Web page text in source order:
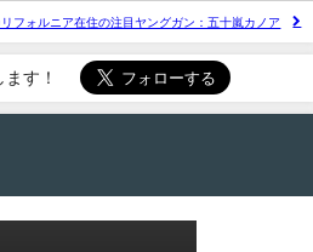
フォルニア在住の注目ヤングガン：五十嵐カノア
す！